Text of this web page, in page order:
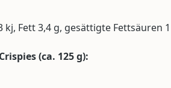
Fett 3,4 g, gesättigte Fettsäuren
(ca. 125 g):